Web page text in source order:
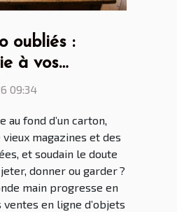
oubliés :
à vos
grenier
09:34
au fond d’un carton,
magazines et des
et soudain le doute
donner ou garder ?
main progresse en
en ligne d’objets